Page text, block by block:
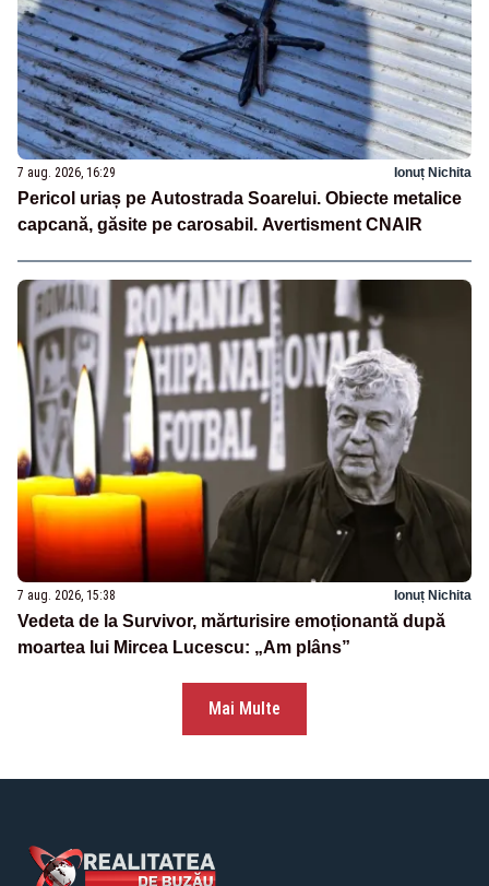
7 aug. 2026, 16:29 Ionuț Nichita
Pericol uriaș pe Autostrada Soarelui. Obiecte metalice
capcană, găsite pe carosabil. Avertisment CNAIR
7 aug. 2026, 15:38 Ionuț Nichita
Vedeta de la Survivor, mărturisire emoționantă după
moartea lui Mircea Lucescu: „Am plâns”
Mai Multe